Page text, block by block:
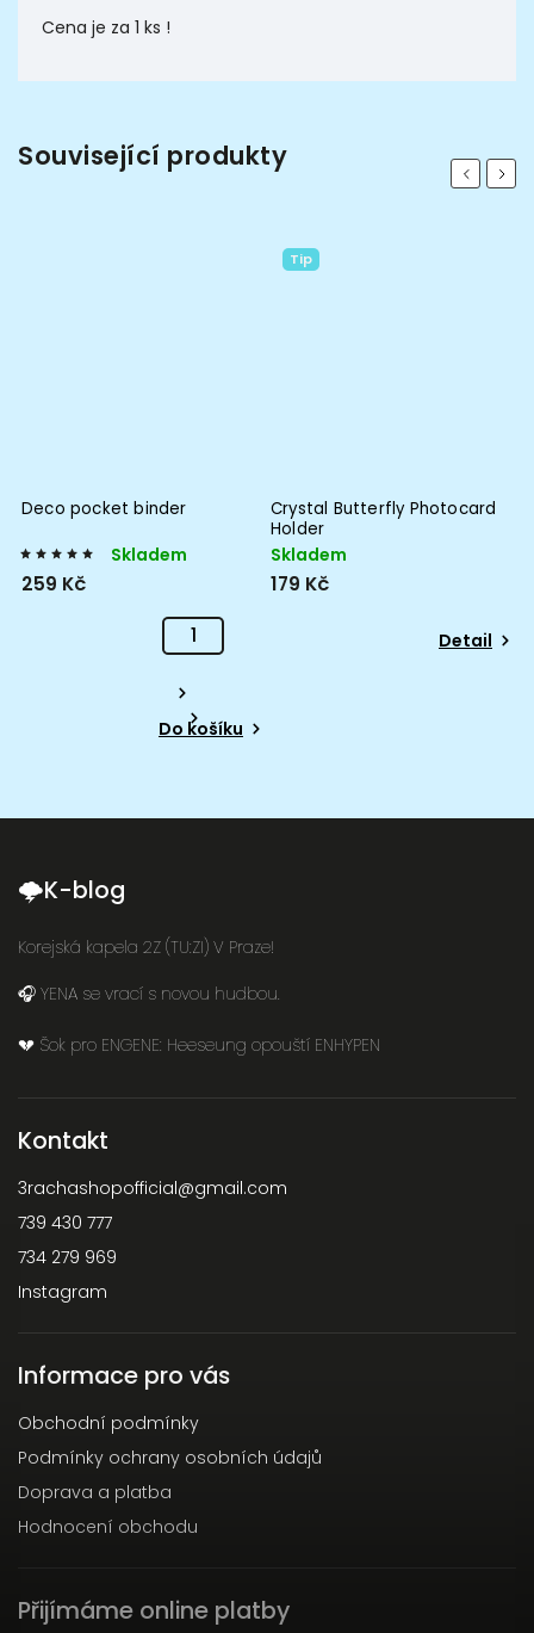
Cena je za 1 ks !
Související produkty Previous
Deco pocket binder
Skladem
259 Kč
Do košíku
Tip
Crystal Butterfly Photocard
Holder
Skladem
179 Kč
Detail
Next
🌩K-blog
Korejská kapela 2Z (TU:ZI) V Praze!
🎧 YENA se vrací s novou hudbou.
💔 Šok pro ENGENE: Heeseung opouští ENHYPEN
Kontakt
3rachashopofficial@gmail.com
739 430 777
734 279 969
Instagram
Informace pro vás
Obchodní podmínky
Podmínky ochrany osobních údajů
Doprava a platba
Hodnocení obchodu
Přijímáme online platby